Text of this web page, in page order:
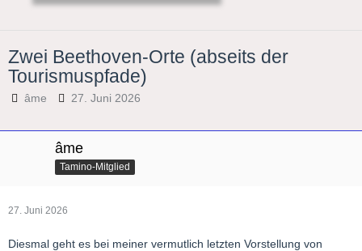
Zwei Beethoven-Orte (abseits der
Tourismuspfade)
âme 27. Juni 2026
âme
Tamino-Mitglied
27. Juni 2026
Diesmal geht es bei meiner vermutlich letzten Vorstellung von